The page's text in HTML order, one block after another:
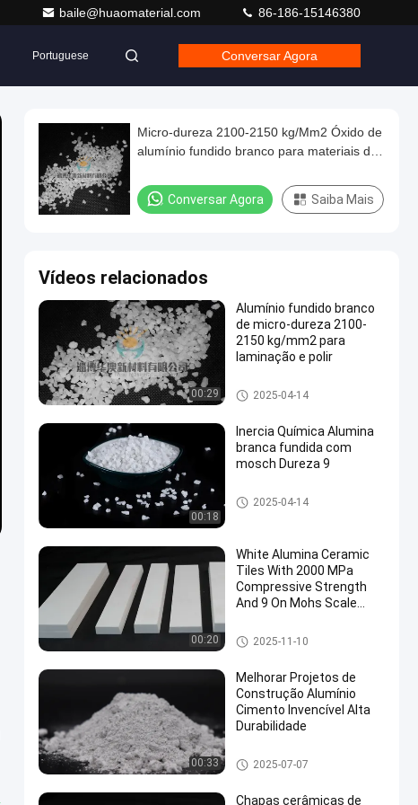
baile@huaomaterial.com 86-186-15146380
Portuguese Conversar Agora
Micro-dureza 2100-2150 kg/Mm2 Óxido de
alumínio fundido branco para materiais de
Conversar Agora Saiba Mais
Vídeos relacionados
00:29
Alumínio fundido branco
de micro-dureza 2100-
2150 kg/mm2 para
laminação e polir
Alumina fundida branca
2025-04-14
00:18
Inercia Química Alumina
branca fundida com
mosch Dureza 9
Alumina fundida branca
2025-04-14
00:20
White Alumina Ceramic
Tiles With 2000 MPa
Compressive Strength
And 9 On Mohs Scale
And Chemical Processing
Equipment
Chapas cerâmicas de alumina
2025-11-10
00:33
Melhorar Projetos de
Construção Alumínio
Cimento Invencível Alta
Durabilidade
Chapas cerâmicas de alumina
2025-07-07
Chapas cerâmicas de